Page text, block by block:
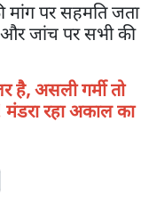
मांग पर सहमति जता
और जांच पर सभी की
है, असली गर्मी तो
मंडरा रहा अकाल का